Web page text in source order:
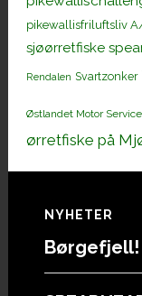
pikewallisfriluftsliv
sjøørretfiske
Rendalen Svartzonker
Østlandet Motor
ørretfiske på
Footer
NYHETER
Børgefjell!